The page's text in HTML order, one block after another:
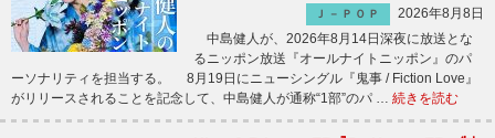
Ｊ－ＰＯＰ
2026年8月8日
中島健人が、2026年8月14日深夜に放送とな
るニッポン放送『オールナイトニッポン』のパ
ーソナリティを担当する。 8月19日にニューシングル『鬼事 / Fiction Love』
がリリースされることを記念して、中島健人が通称“1部”のパ … 続きを読む